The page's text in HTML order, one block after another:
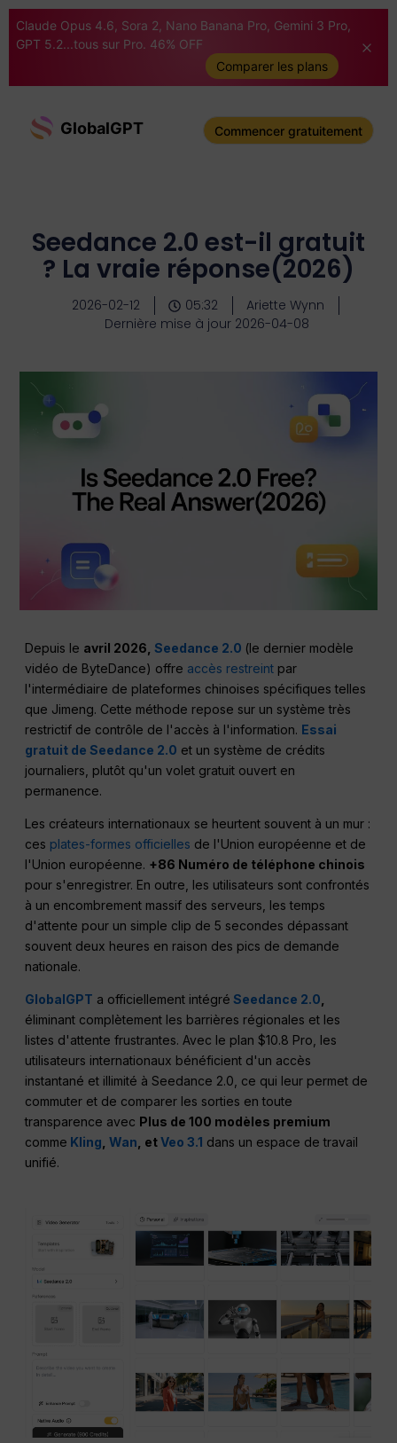
Claude Opus 4.6, Sora 2, Nano Banana Pro, Gemini 3 Pro,
GPT 5.2...tous sur Pro. 46% OFF
Comparer les plans
GlobalGPT Commencer gratuitement
Seedance 2.0 est-il gratuit
? La vraie réponse(2026)
2026-02-12 05:32
Ariette Wynn
Dernière mise à jour 2026-04-08
Depuis le avril 2026,Seedance 2.0 (le dernier modèle
vidéo de ByteDance) offre accès restreint par
l'intermédiaire de plateformes chinoises spécifiques telles
que Jimeng. Cette méthode repose sur un système très
restrictif de contrôle de l'accès à l'information. Essai
gratuit de Seedance 2.0 et un système de crédits
journaliers, plutôt qu'un volet gratuit ouvert en
permanence.
Les créateurs internationaux se heurtent souvent à un mur :
ces plates-formes officielles de l'Union européenne et de
l'Union européenne. +86 Numéro de téléphone chinois
pour s'enregistrer. En outre, les utilisateurs sont confrontés
à un encombrement massif des serveurs, les temps
d'attente pour un simple clip de 5 secondes dépassant
souvent deux heures en raison des pics de demande
nationale.
GlobalGPT a officiellement intégré Seedance 2.0,
éliminant complètement les barrières régionales et les
listes d'attente frustrantes. Avec le plan $10.8 Pro, les
utilisateurs internationaux bénéficient d'un accès
instantané et illimité à Seedance 2.0, ce qui leur permet de
commuter et de comparer les sorties en toute
transparence avec Plus de 100 modèles premium
comme Kling,Wan, etVeo 3.1 dans un espace de travail
unifié.